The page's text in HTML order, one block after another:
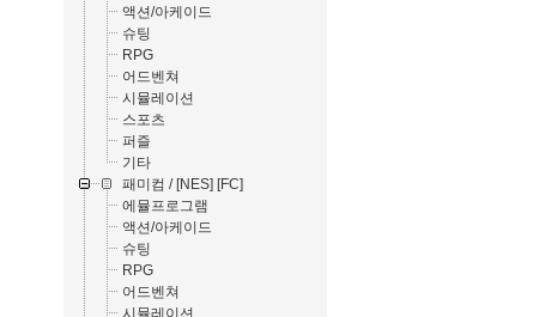
액션/아케이드
슈팅
RPG
어드벤쳐
시뮬레이션
스포츠
퍼즐
기타
패미컴 / [NES] [FC]
에뮬프로그램
액션/아케이드
슈팅
RPG
어드벤쳐
시뮬레이션